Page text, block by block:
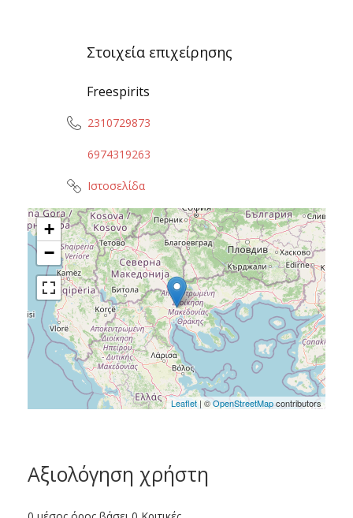
Στοιχεία επιχείρησης
Freespirits
2310729873
6974319263
Ιστοσελίδα
+
−
Leaflet | ©OpenStreetMapcontributors
Αξιολόγηση χρήστη